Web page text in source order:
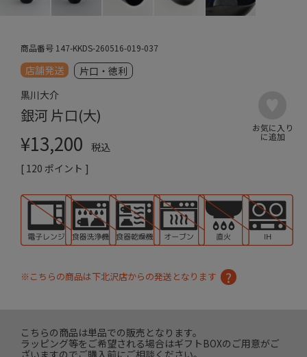
商品番号 147-KKDS-260516-019-037
店舗発送
片口・徳利
黒川大介
銀河 片口(大)
¥13,200
税込
[ 120 ポイント ]
※こちらの商品は下北沢店からの発送となります
こちらの商品は単品での販売となります。
ラッピング等をご希望される場合はギフトBOXのご用意がご
ざいますのでご購入前にご相談ください。